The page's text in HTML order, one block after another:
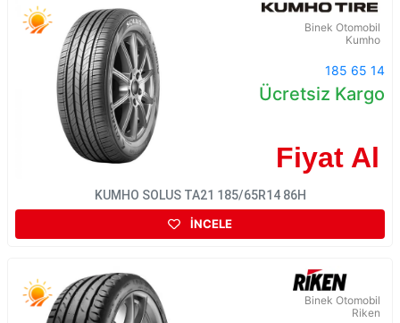
Binek Otomobil
Kumho
185 65 14
Ücretsiz Kargo
Fiyat Al
KUMHO SOLUS TA21 185/65R14 86H
İNCELE
Binek Otomobil
Riken